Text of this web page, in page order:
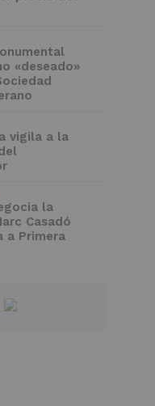
«deseado»
vigila a la
la
Casadó
a Primera